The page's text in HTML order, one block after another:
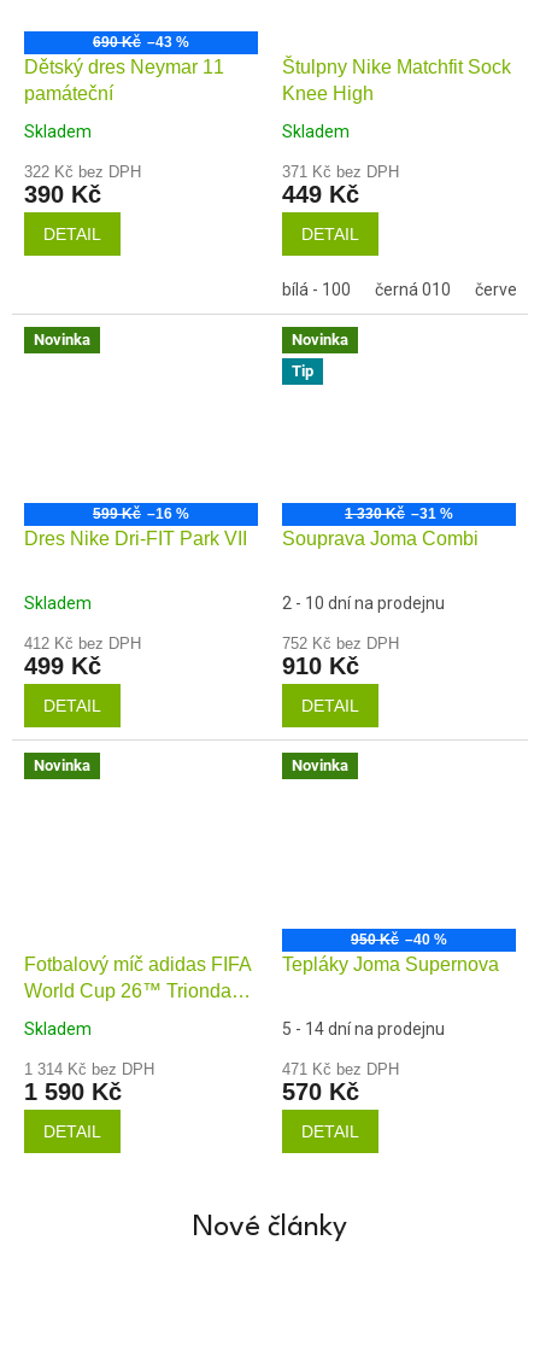
690 Kč –43 %
Dětský dres Neymar 11
památeční
Skladem
322 Kč bez DPH
390 Kč
DETAIL
Štulpny Nike Matchfit Sock
Knee High
Skladem
371 Kč bez DPH
449 Kč
DETAIL
bílá - 100 černá 010 červená
Novinka
599 Kč –16 %
Dres Nike Dri-FIT Park VII
Skladem
412 Kč bez DPH
499 Kč
DETAIL
Novinka
Tip
1 330 Kč –31 %
Souprava Joma Combi
2 - 10 dní na prodejnu
752 Kč bez DPH
910 Kč
DETAIL
Novinka
Fotbalový míč adidas FIFA
World Cup 26™ Trionda
Finals League
Skladem
1 314 Kč bez DPH
1 590 Kč
DETAIL
Novinka
950 Kč –40 %
Tepláky Joma Supernova
5 - 14 dní na prodejnu
471 Kč bez DPH
570 Kč
DETAIL
Nové články